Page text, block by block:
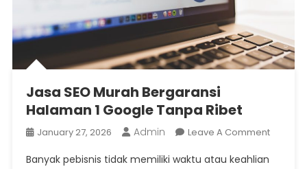
Jasa SEO Murah Bergaransi
Halaman 1 Google Tanpa Ribet
January 27, 2026 Admin Leave A CommentOn
Banyak pebisnis tidak memiliki waktu atau keahlian